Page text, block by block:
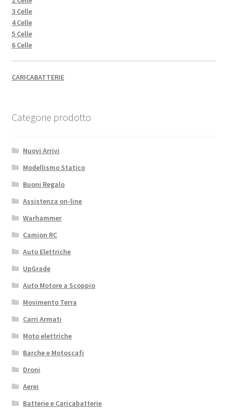
3 Celle
4 Celle
5 Celle
6 Celle
CARICABATTERIE
Categorie prodotto
Nuovi Arrivi
Modellismo Statico
Buoni Regalo
Assistenza on-line
Warhammer
Camion RC
Auto Elettriche
UpGrade
Auto Motore a Scoppio
Movimento Terra
Carri Armati
Moto elettriche
Barche e Motoscafi
Droni
Aerei
Batterie e Caricabatterie